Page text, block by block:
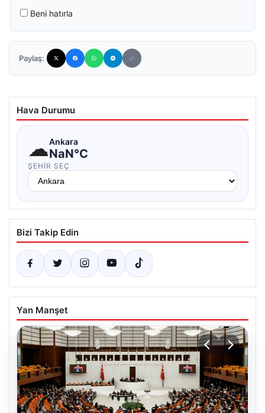
Beni hatırla
Paylaş:
Hava Durumu
☁Ankara
NaN°C
ŞEHIR SEÇ
Bizi Takip Edin
Yan Manşet